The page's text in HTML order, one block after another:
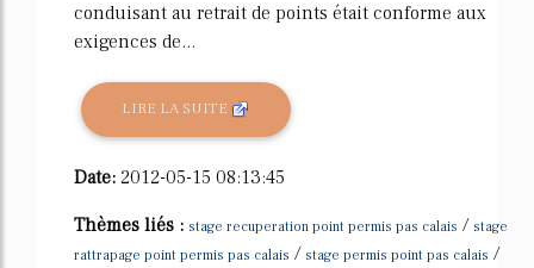
conduisant au retrait de points était conforme aux
exigences de...
LIRE LA SUITE
Date: 2012-05-15 08:13:45
Thèmes liés : stage recuperation point permis pas calais / stage
rattrapage point permis pas calais / stage permis point pas calais /